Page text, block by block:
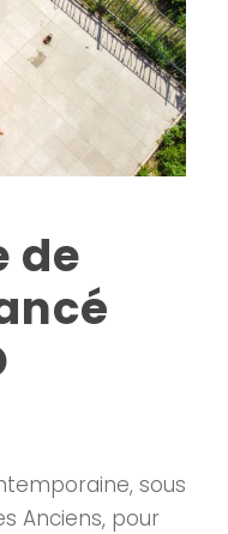
de
sous
Anciens, pour